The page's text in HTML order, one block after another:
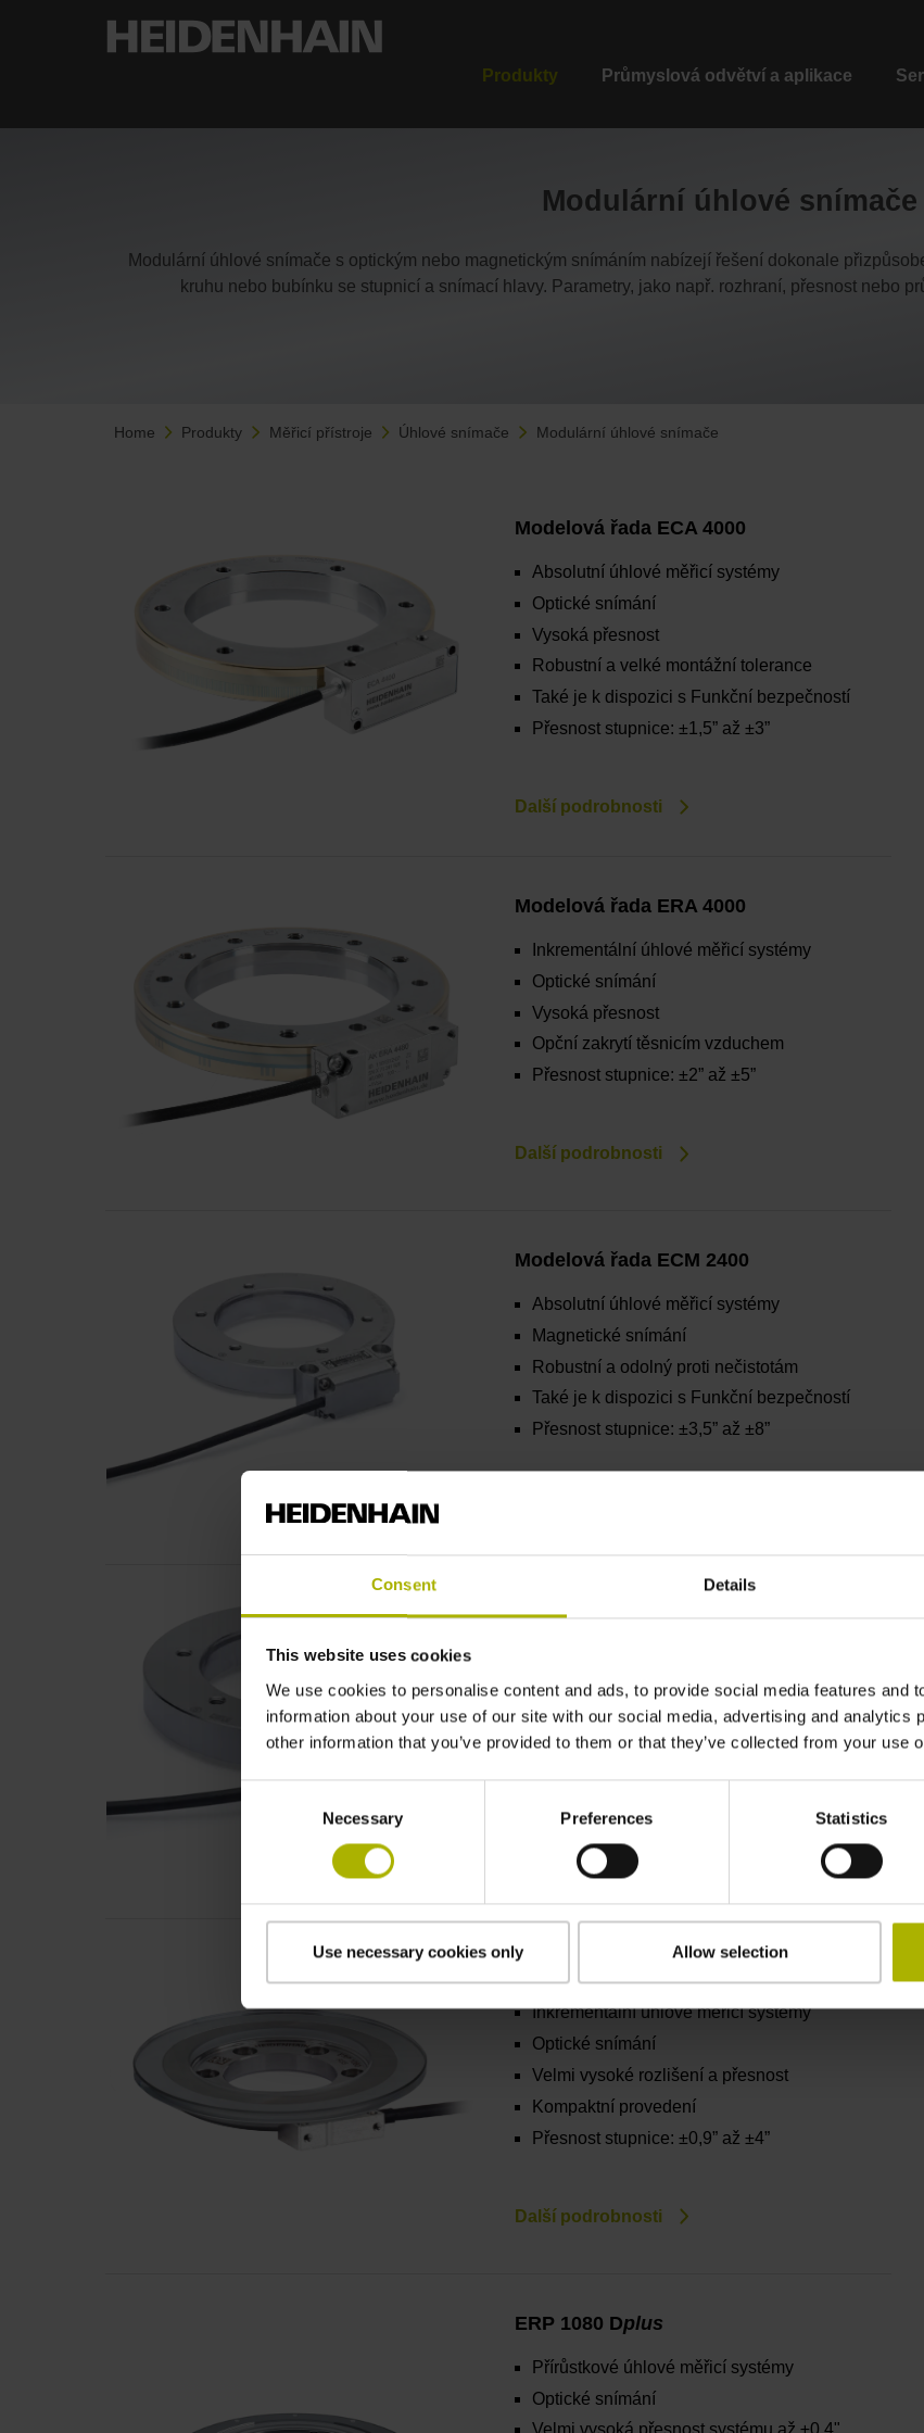
Consent Details
This website uses cookies
We use cookies to personalise content and ads, to provide social media features and
information about your use of our site with our social media, advertising and analytics
other information that you’ve provided to them or that they’ve collected from your use
Consent
Necessary Preferences Statistics
Use necessary cookies only Allow selection
Produkty Průmyslová odvětví a aplikace
Modulární úhlové snímače
Modulární úhlové snímače s optickým nebo magnetickým snímáním nabízejí řešení dokonale
kruhu nebo bubínku se stupnicí a snímací hlavy. Parametry, jako např. rozhraní, přesnost nebo
Home Produkty Měřicí přístroje Úhlové snímače Modulární úhlové snímače
Modelová řada ECA 4000
Absolutní úhlové měřicí systémy
Optické snímání
Vysoká přesnost
Robustní a velké montážní tolerance
Také je k dispozici s Funkční bezpečností
Přesnost stupnice: ±1,5” až ±3”
Další podrobnosti
Modelová řada ERA 4000
Inkrementální úhlové měřicí systémy
Optické snímání
Vysoká přesnost
Opční zakrytí těsnicím vzduchem
Přesnost stupnice: ±2” až ±5”
Další podrobnosti
Modelová řada ECM 2400
Absolutní úhlové měřicí systémy
Magnetické snímání
Robustní a odolný proti nečistotám
Také je k dispozici s Funkční bezpečností
Přesnost stupnice: ±3,5” až ±8”
Modelová řada ERM 2000
Magnetické snímání
Robustní a odolný proti nečistotám
Jednoduchá montáž
Přesnost stupnice: ±2,5” až ±72”
Další podrobnosti
Modelová řada ERP 1000
Inkrementální úhlové měřicí systémy
Optické snímání
Velmi vysoké rozlišení a přesnost
Kompaktní provedení
Přesnost stupnice: ±0,9” až ±4”
Další podrobnosti
ERP 1080 Dplus
Přírůstkové úhlové měřicí systémy
Optické snímání